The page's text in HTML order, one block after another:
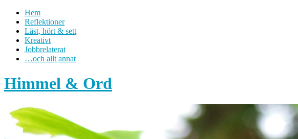
Hem
Reflektioner
Läst, hört & sett
Kreativt
Jobbrelaterat
…och allt annat
Himmel & Ord